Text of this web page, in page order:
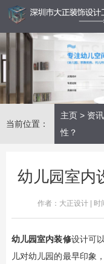
当前位置：
主页 > 资讯
性？
幼儿园室内
作者：大正设计 |
幼儿园室内装修设计可
儿对幼儿园的最早印象